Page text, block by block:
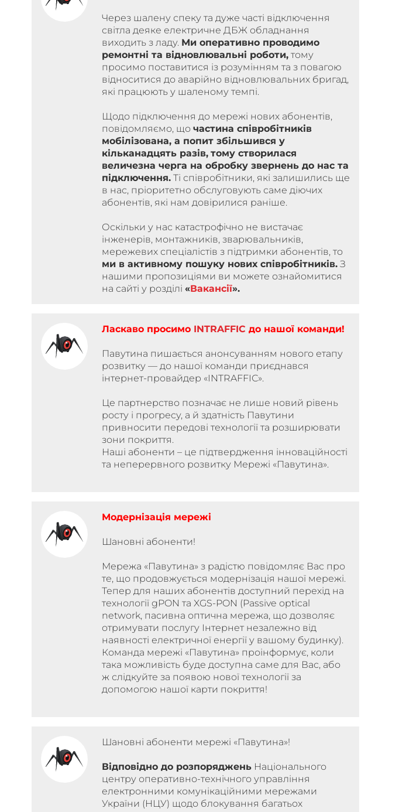
Через шалену спеку та дуже часті відключення
світла деяке електричне ДБЖ обладнання
виходить з ладу. Ми оперативно проводимо
ремонтні та відновлювальні роботи, тому
просимо поставитися із розумінням та з повагою
відноситися до аварійно відновлювальних бригад,
які працюють у шаленому темпі.
Щодо підключення до мережі нових абонентів,
повідомляємо, що частина співробітників
мобілізована, а попит збільшився у
кільканадцять разів, тому створилася
величезна черга на обробку звернень до нас та
підключення. Ті співробітники, які залишились ще
в нас, пріоритетно обслуговують саме діючих
абонентів, які нам довірилися раніше.
Оскільки у нас катастрофічно не вистачає
інженерів, монтажників, зварювальників,
мережевих спеціалістів з підтримки абонентів, то
ми в активному пошуку нових співробітників. З
нашими пропозиціями ви можете ознайомитися
на сайті у розділі «Вакансії».
Ласкаво просимо INTRAFFIC до нашої команди!
Павутина пишається анонсуванням нового етапу
розвитку — до нашої команди приєднався
інтернет-провайдер «INTRAFFIС».
Це партнерство позначає не лише новий рівень
росту і прогресу, а й здатність Павутини
привносити передові технології та розширювати
зони покриття.
Наші абоненти – це підтвердження інноваційності
та неперервного розвитку Мережі «Павутина».
Модернізація мережі
Шановні абоненти!
Мережа «Павутина» з радістю повідомляє Вас про
те, що продовжується модернізація нашої мережі.
Тепер для наших абонентів доступний перехід на
технології gPON та XGS-PON (Passive optical
network, пасивна оптична мережа, що дозволяє
отримувати послугу Інтернет незалежно від
наявності електричної енергії у вашому будинку).
Команда мережі «Павутина» проінформує, коли
така можливість буде доступна саме для Вас, або
ж слідкуйте за появою нової технології за
допомогою нашої карти покриття!
Шановні абоненти мережі «Павутина»!
Відповідно до розпоряджень Національного
центру оперативно-технічного управління
електронними комунікаційними мережами
України (НЦУ) щодо блокування багатьох